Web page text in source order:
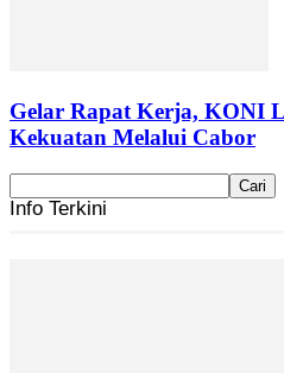
Gelar Rapat Kerja, KONI
Kekuatan Melalui Cabor
Info Terkini